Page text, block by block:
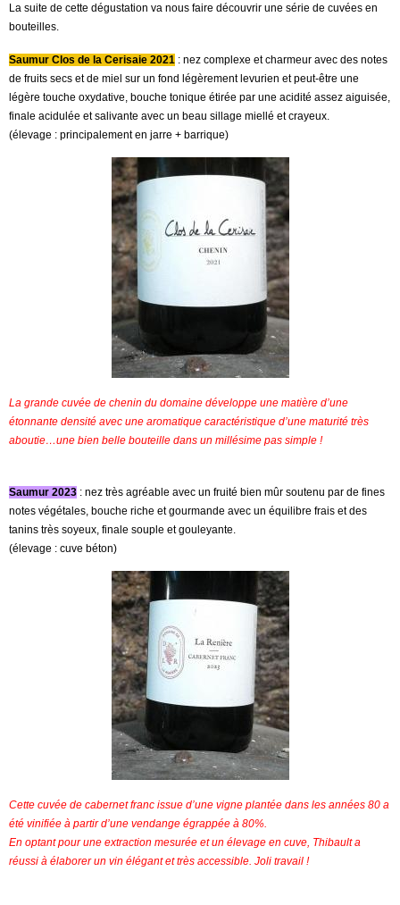
La suite de cette dégustation va nous faire découvrir une série de cuvées en
bouteilles.
Saumur Clos de la Cerisaie 2021 : nez complexe et charmeur avec des notes
de fruits secs et de miel sur un fond légèrement levurien et peut-être une
légère touche oxydative, bouche tonique étirée par une acidité assez aiguisée,
finale acidulée et salivante avec un beau sillage miellé et crayeux.
(élevage : principalement en jarre + barrique)
La grande cuvée de chenin du domaine développe une matière d’une
étonnante densité avec une aromatique caractéristique d’une maturité très
aboutie…une bien belle bouteille dans un millésime pas simple !
Saumur 2023 : nez très agréable avec un fruité bien mûr soutenu par de fines
notes végétales, bouche riche et gourmande avec un équilibre frais et des
tanins très soyeux, finale souple et gouleyante.
(élevage : cuve béton)
Cette cuvée de cabernet franc issue d’une vigne plantée dans les années 80 a
été vinifiée à partir d’une vendange égrappée à 80%.
En optant pour une extraction mesurée et un élevage en cuve, Thibault a
réussi à élaborer un vin élégant et très accessible. Joli travail !